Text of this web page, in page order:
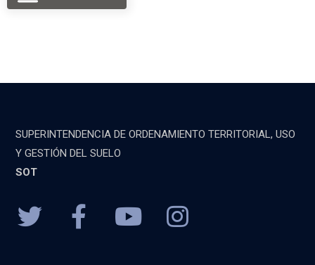
SUPERINTENDENCIA DE ORDENAMIENTO TERRITORIAL, USO
Y GESTIÓN DEL SUELO
SOT